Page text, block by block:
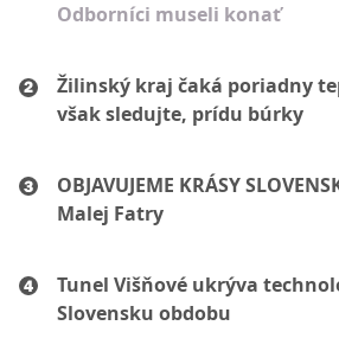
Odborníci museli konať
Žilinský kraj čaká poriadny
však sledujte, prídu búrky
OBJAVUJEME KRÁSY
Malej Fatry
Tunel Višňové ukrýva
Slovensku obdobu